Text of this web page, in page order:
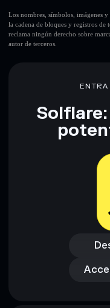
Los nombres, símbolos, imágenes
la cadena de bloques y registros
reclama ningún derecho sobre
autor de terceros.